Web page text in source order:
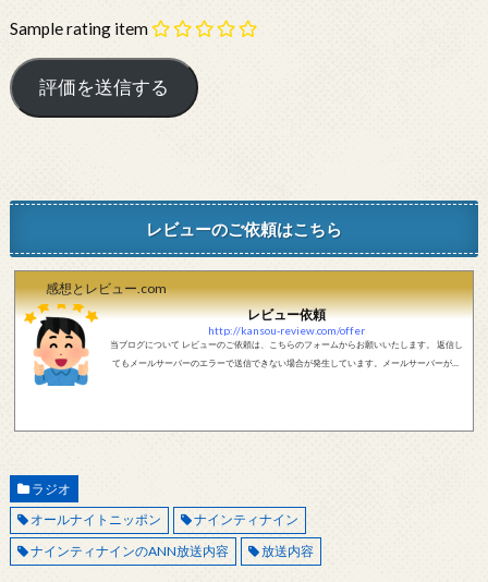
Sample rating item
レビューのご依頼はこちら
感想とレビュー.com
レビュー依頼
http://kansou-review.com/offer
当ブログについて レビューのご依頼は、こちらのフォームからお願いいたします。 返信し
てもメールサーバーのエラーで送信できない場合が発生しています。メールサーバーが正
ラジオ
オールナイトニッポン
ナインティナイン
ナインティナインのANN放送内容
放送内容